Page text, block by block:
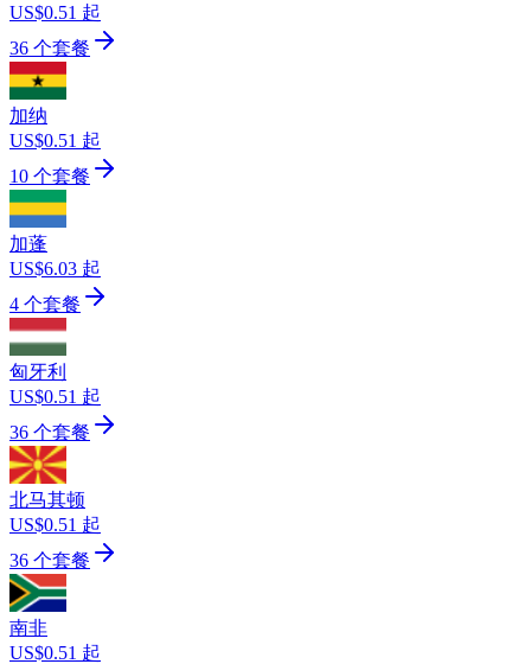
US$0.51 起
36 个套餐
加纳
US$0.51 起
10 个套餐
加蓬
US$6.03 起
4 个套餐
匈牙利
US$0.51 起
36 个套餐
北马其顿
US$0.51 起
36 个套餐
南非
US$0.51 起